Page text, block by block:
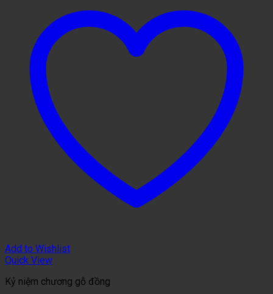
Add to Wishlist
Quick View
Kỷ niệm chương gỗ đồng